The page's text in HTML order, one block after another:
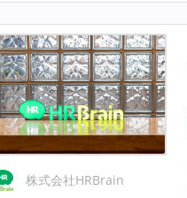
株式会社HRBrain